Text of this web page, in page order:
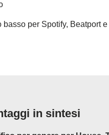
basso per Spotify, Beatport
in sintesi